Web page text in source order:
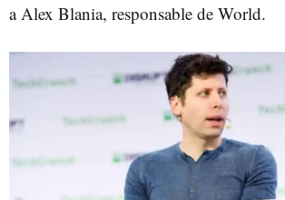
a Alex Blania, responsable de World.